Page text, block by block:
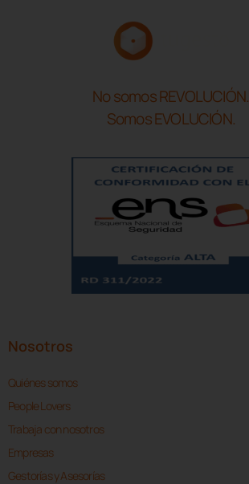
No somos REVOLUCIÓN.
Somos EVOLUCIÓN.
Nosotros
Quiénes somos
People Lovers
Trabaja con nosotros
Empresas
Gestorías y Asesorías